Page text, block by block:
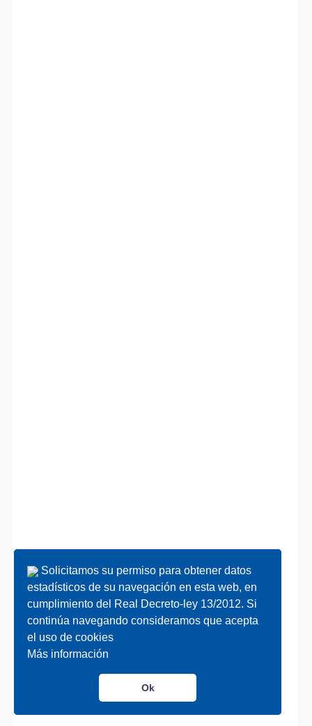
Solicitamos su permiso para obtener datos
estadísticos de su navegación en esta web, en
cumplimiento del Real Decreto-ley 13/2012. Si
continúa navegando consideramos que acepta
el uso de cookies
Más información
Ok
Solicitamos su permiso para obtener datos
estadísticos de su navegación en esta web, en
cumplimiento del Real Decreto-ley 13/2012. Si
continúa navegando consideramos que acepta
el uso de cookies
Más información
Ok